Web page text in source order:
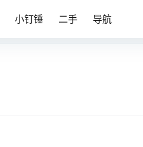
小钉锤 二手 导航